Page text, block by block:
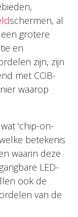
schermen, al
grotere
en
zijn, zijn
met COB-
waarop
‘chip-on-
betekenis
waarin deze
LED-
ook de
van de